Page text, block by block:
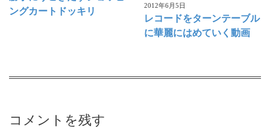
ングカートドッキリ
2012年6月5日
レコードをターンテーブル
に華麗にはめていく動画
コメントを残す